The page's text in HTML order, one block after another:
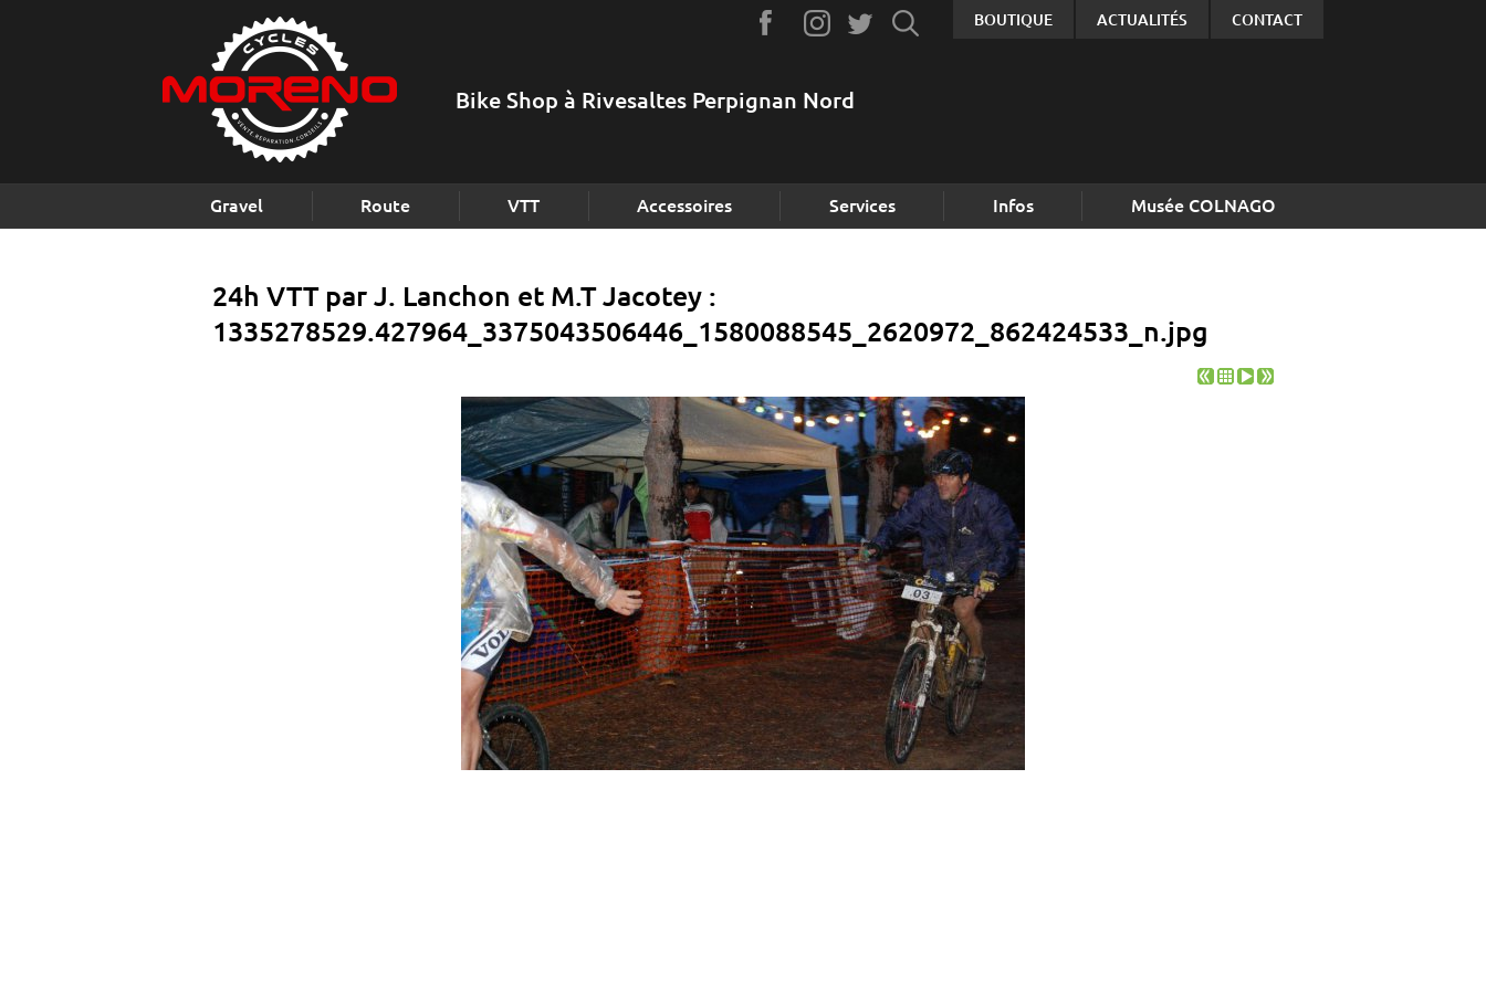
Bike Shop à Rivesaltes Perpignan Nord
24h VTT par J. Lanchon et M.T Jacotey :
1335278529.427964_3375043506446_1580088545_2620972_862424533_n.jpg
Gravel Route VTT Accessoires Services Infos Musée COLNAGO
BOUTIQUE ACTUALITÉS CONTACT